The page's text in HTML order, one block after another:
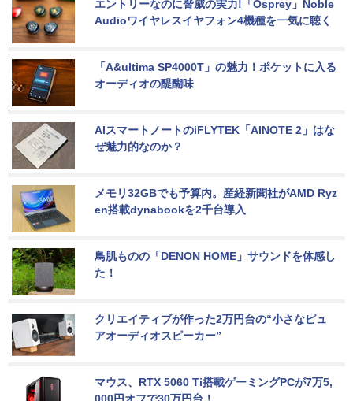
エントリーなのに脅威の実力!「Osprey」Noble
Audioワイヤレスイヤフォン4機種を一気に聴く
「A&ultima SP4000T」の魅力！ポケットに入る
オーディオの醍醐味
AIスマートノートのiFLYTEK「AINOTE 2」はな
ぜ魅力的なのか？
メモリ32GBでも予算内。産経新聞社がAMD Ryz
en搭載dynabookを2千台導入
鳥肌ものの「DENON HOME」サウンドを体感し
た！
クリエイティブが作った2万円台の“小さなピュ
アオーディオスピーカー”
マウス、RTX 5060 Ti搭載ゲーミングPCが7万5,